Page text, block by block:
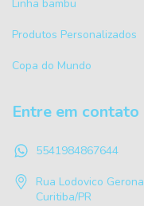
Linha bambu
Produtos Personalizados
Copa do Mundo
Entre em contato
5541984867644
Rua Lodovico
Curitiba/PR